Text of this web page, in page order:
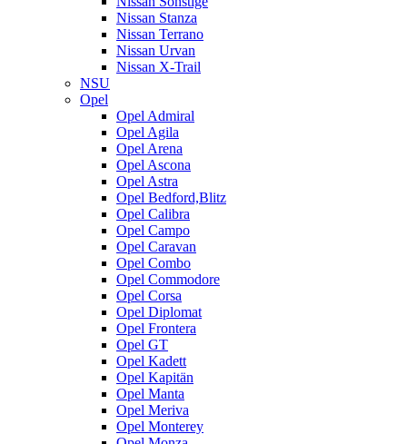
Nissan Stanza
Nissan Terrano
Nissan Urvan
Nissan X-Trail
NSU
Opel
Opel Admiral
Opel Agila
Opel Arena
Opel Ascona
Opel Astra
Opel Bedford,Blitz
Opel Calibra
Opel Campo
Opel Caravan
Opel Combo
Opel Commodore
Opel Corsa
Opel Diplomat
Opel Frontera
Opel GT
Opel Kadett
Opel Kapitän
Opel Manta
Opel Meriva
Opel Monterey